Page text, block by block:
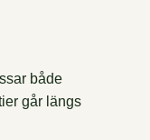
både
går längs